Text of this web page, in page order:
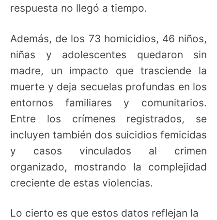
respuesta no llegó a tiempo.
Además, de los 73 homicidios, 46 niños,
niñas y adolescentes quedaron sin
madre, un impacto que trasciende la
muerte y deja secuelas profundas en los
entornos familiares y comunitarios.
Entre los crímenes registrados, se
incluyen también dos suicidios femicidas
y casos vinculados al crimen
organizado, mostrando la complejidad
creciente de estas violencias.
Lo cierto es que estos datos reflejan la